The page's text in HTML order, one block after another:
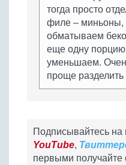
тогда просто
филе – миньоны,
обматываем
еще одну
уменьшаем.
проще разделить
Подписывайтесь на
YouTube,
первыми